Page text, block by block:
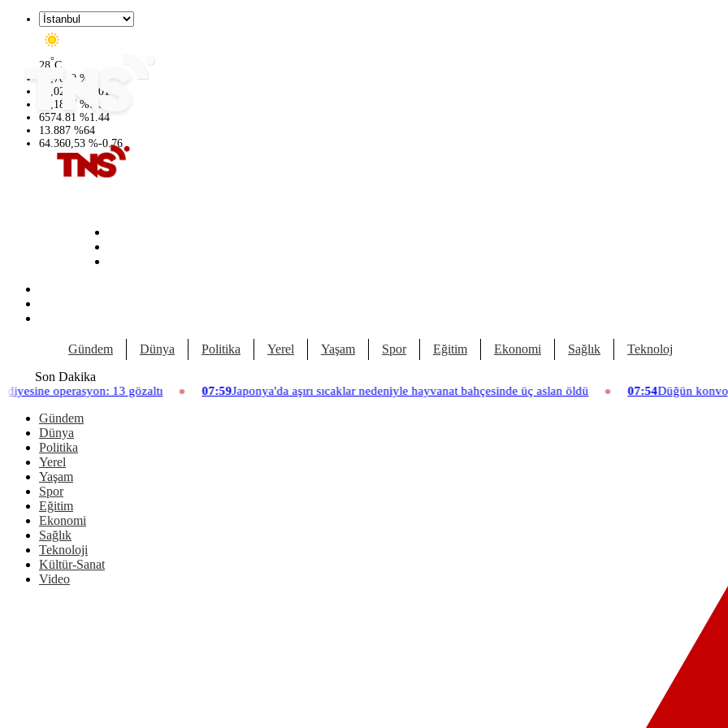
28°C
47,7069 %
55,0265
0.01
64,1897 %0.02
6574.81 %1.44
13.887 %64
64.360,53 %-0.76
Gündem Dünya Politika Yerel Yaşam Spor Eğitim Ekonomi Sağlık Teknoloji
Son Dakika
gözaltı 07:59Japonya'da aşırı sıcaklar nedeniyle hayvanat bahçesinde üç aslan öldü 07:54Düğün konvoyuna ağır fatura:
Gündem
Dünya
Politika
Yerel
Yaşam
Spor
Eğitim
Ekonomi
Sağlık
Teknoloji
Kültür-Sanat
Video